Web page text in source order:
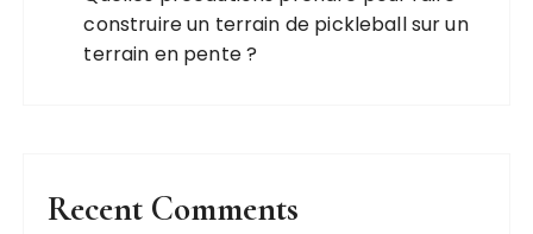
construire un terrain de pickleball sur un
terrain en pente ?
Recent Comments